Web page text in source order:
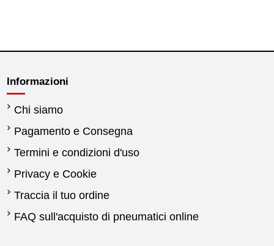
Informazioni
Chi siamo
Pagamento e Consegna
Termini e condizioni d'uso
Privacy e Cookie
Traccia il tuo ordine
FAQ sull'acquisto di pneumatici online